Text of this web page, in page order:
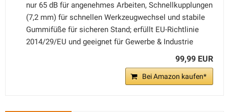
nur 65 dB für angenehmes Arbeiten, Schnellkupplungen
(7,2 mm) für schnellen Werkzeugwechsel und stabile
Gummifüße für sicheren Stand; erfüllt EU-Richtlinie
2014/29/EU und geeignet für Gewerbe & Industrie
99,99 EUR
Bei Amazon kaufen*